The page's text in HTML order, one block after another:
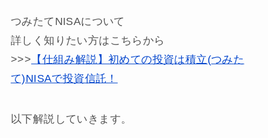
つみたてNISAについて
詳しく知りたい方はこちらから
>>> 【仕組み解説】初めての投資は積立(つみた
て)NISAで投資信託！
以下解説していきます。